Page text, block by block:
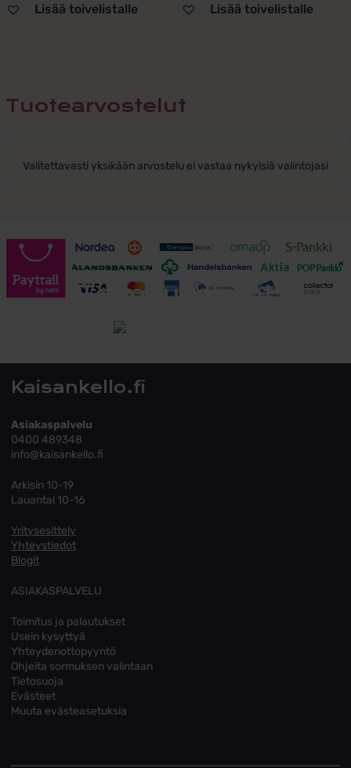
Lisää toivelistalle Lisää toivelistalle
Tuotearvostelut
Valitettavasti yksikään arvostelu ei vastaa nykyisiä valintojasi
Toimitusehdot
Kaisankello.fi
Asiakaspalvelu
0400 489348
info@kaisankello.fi
Arkisin 10-19
Lauantai 10-16
Yritysesittely
Yhteystiedot
Blogit
ASIAKASPALVELU
Toimitus ja palautukset
Usein kysyttyä
Yhteydenottopyyntö
Ohjeita sormuksen valintaan
Tietosuoja
Evästeet
Muuta evästeasetuksia